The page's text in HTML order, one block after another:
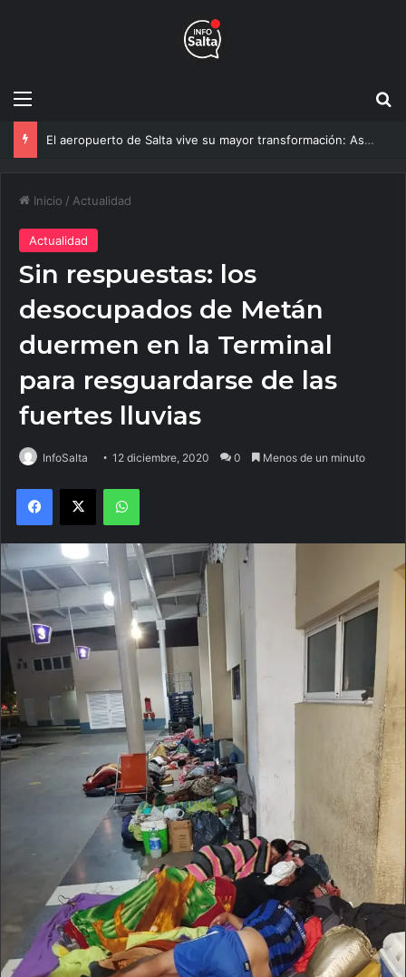
Menú
La Catedral recupera su esplendor: así será la nueva iluminación que sorprenderá a los peregrinos en el Milagro
Inicio / Actualidad
Actualidad
Sin respuestas: los
desocupados de Metán
duermen en la Terminal
para resguardarse de las
fuertes lluvias
InfoSalta 12 diciembre, 2020 0 Menos de un minuto
Facebook
X WhatsApp